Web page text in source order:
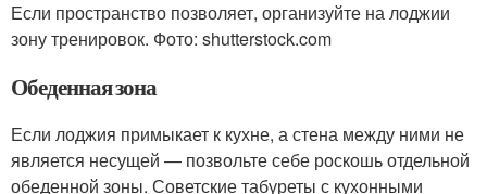
Если пространство позволяет, организуйте на лоджии
зону тренировок. Фото: shutterstock.com
Обеденная зона
Если лоджия примыкает к кухне, а стена между ними не
является несущей — позвольте себе роскошь отдельной
обеденной зоны. Советские табуреты с кухонными